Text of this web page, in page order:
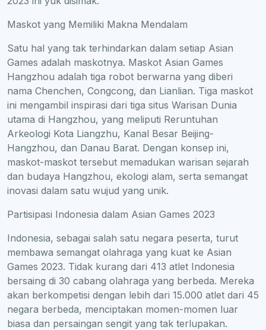
Maskot yang Memiliki Makna Mendalam
Satu hal yang tak terhindarkan dalam setiap Asian
Games adalah maskotnya. Maskot Asian Games
Hangzhou adalah tiga robot berwarna yang diberi
nama Chenchen, Congcong, dan Lianlian. Tiga maskot
ini mengambil inspirasi dari tiga situs Warisan Dunia
utama di Hangzhou, yang meliputi Reruntuhan
Arkeologi Kota Liangzhu, Kanal Besar Beijing-
Hangzhou, dan Danau Barat. Dengan konsep ini,
maskot-maskot tersebut memadukan warisan sejarah
dan budaya Hangzhou, ekologi alam, serta semangat
inovasi dalam satu wujud yang unik.
Partisipasi Indonesia dalam Asian Games 2023
Indonesia, sebagai salah satu negara peserta, turut
membawa semangat olahraga yang kuat ke Asian
Games 2023. Tidak kurang dari 413 atlet Indonesia
bersaing di 30 cabang olahraga yang berbeda. Mereka
akan berkompetisi dengan lebih dari 15.000 atlet dari 45
negara berbeda, menciptakan momen-momen luar
biasa dan persaingan sengit yang tak terlupakan.